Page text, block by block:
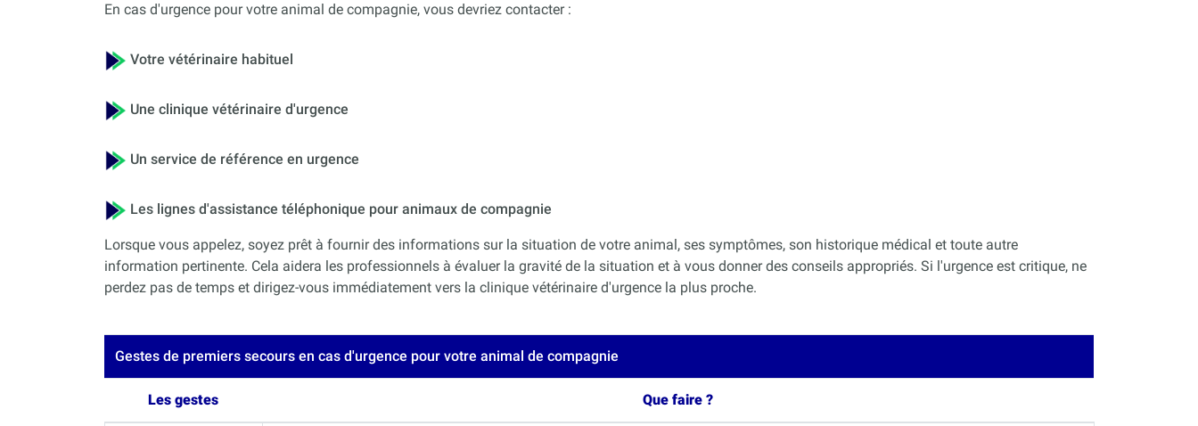
En cas d'urgence pour votre animal de compagnie, vous devriez contacter :
Votre vétérinaire habituel
Une clinique vétérinaire d'urgence
Un service de référence en urgence
Les lignes d'assistance téléphonique pour animaux de compagnie
Lorsque vous appelez, soyez prêt à fournir des informations sur la situation de votre animal, ses symptômes, son historique médical et toute autre
information pertinente. Cela aidera les professionnels à évaluer la gravité de la situation et à vous donner des conseils appropriés. Si l'urgence est critique, ne
perdez pas de temps et dirigez-vous immédiatement vers la clinique vétérinaire d'urgence la plus proche.
Gestes de premiers secours en cas d'urgence pour votre animal de compagnie
Les gestes Que faire ?